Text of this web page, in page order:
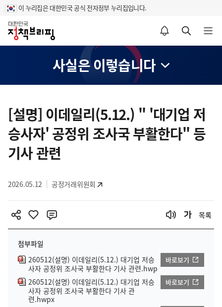
이 누리집은 대한민국 공식 전자정부 누리집입니다.
홈
알림설정 바로가기 검색 바로가기 메뉴 열기
사실은 이렇습니다
텐
츠
영
역
[설명] 이데일리(5.12.) " '대기업 저
승사자' 공정위 조사국 부활한다" 등
기사 관련
2026.05.12 공정거래위원회
목록
첨부파일
260512(설명) 이데일리(5.12.) 대기업 저승
사자 공정위 조사국 부활한다 기사 관련.hwp
바로보기
260512(설명) 이데일리(5.12.) 대기업 저승
사자 공정위 조사국 부활한다 기사 관
련.hwpx
바로보기